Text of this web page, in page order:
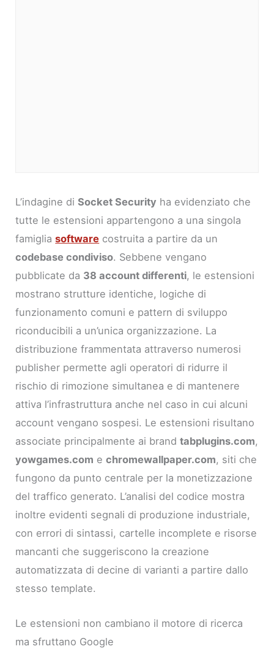
L’indagine diSocket Security ha evidenziato che
tutte le estensioni appartengono a una singola
famigliasoftware costruita a partire da un
codebase condiviso. Sebbene vengano
pubblicate da 38 account differenti, le estensioni
mostrano strutture identiche, logiche di
funzionamento comuni e pattern di sviluppo
riconducibili a un’unica organizzazione. La
distribuzione frammentata attraverso numerosi
publisher permette agli operatori di ridurre il
rischio di rimozione simultanea e di mantenere
attiva l’infrastruttura anche nel caso in cui alcuni
account vengano sospesi. Le estensioni risultano
associate principalmente ai brandtabplugins.com,
yowgames.com echromewallpaper.com, siti che
fungono da punto centrale per la monetizzazione
del traffico generato. L’analisi del codice mostra
inoltre evidenti segnali di produzione industriale,
con errori di sintassi, cartelle incomplete e risorse
mancanti che suggeriscono la creazione
automatizzata di decine di varianti a partire dallo
stesso template.
Le estensioni non cambiano il motore di ricerca
ma sfruttano Google